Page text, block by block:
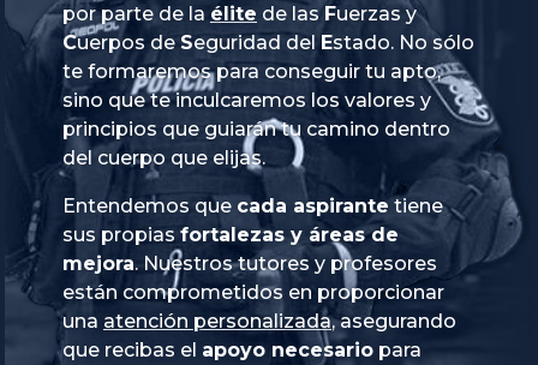
por parte de la élite de las Fuerzas y
Cuerpos de Seguridad del Estado. No sólo
te formaremos para conseguir tu apto,
sino que te inculcaremos los valores y
principios que guiarán tu camino dentro
del cuerpo que elijas.
Entendemos que cada aspirante tiene
sus propias fortalezas y áreas de
mejora. Nuestros tutores y profesores
están comprometidos en proporcionar
una atención personalizada, asegurando
que recibas el apoyo necesario para